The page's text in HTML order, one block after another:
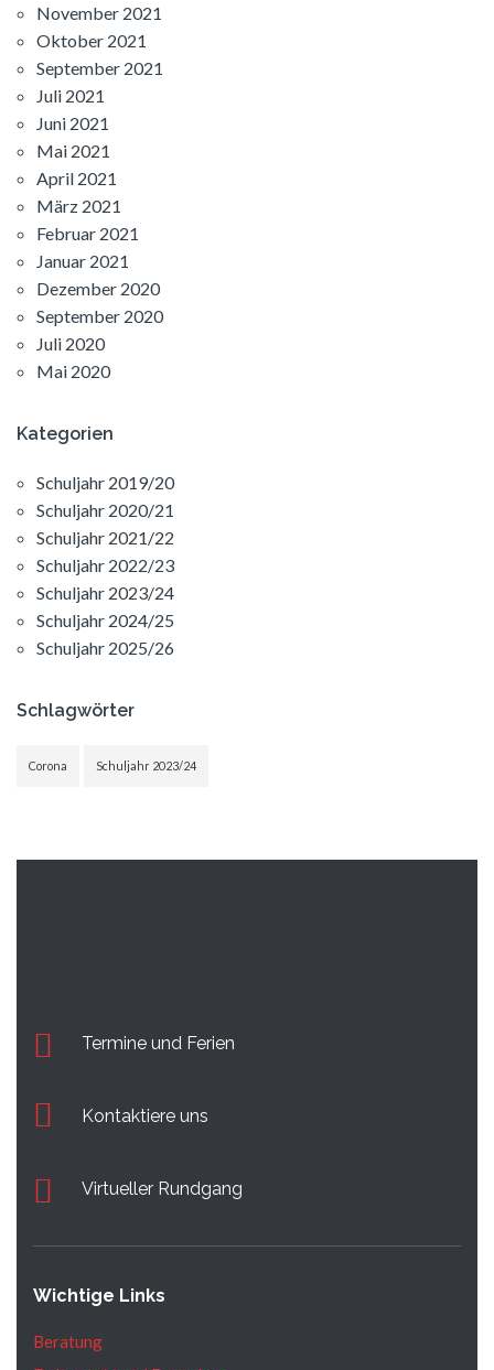
November 2021
Oktober 2021
September 2021
Juli 2021
Juni 2021
Mai 2021
April 2021
März 2021
Februar 2021
Januar 2021
Dezember 2020
September 2020
Juli 2020
Mai 2020
Kategorien
Schuljahr 2019/20
Schuljahr 2020/21
Schuljahr 2021/22
Schuljahr 2022/23
Schuljahr 2023/24
Schuljahr 2024/25
Schuljahr 2025/26
Schlagwörter
Corona Schuljahr 2023/24
Termine und Ferien
Kontaktiere uns
Virtueller Rundgang
Wichtige Links
Beratung